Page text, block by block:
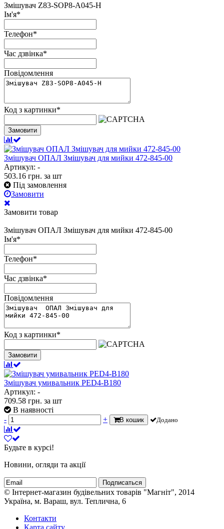
Змішувач Z83-SOP8-А045-H
Ім'я*
Телефон*
Час дзвінка*
Повідомлення
Код з картинки*
Замовити
Змішувач ОПАЛ Змішувач для мийки 472-845-00
Артикул: -
503.16 грн. за шт
Під замовлення
Замовити
Замовити товар
Змішувач ОПАЛ Змішувач для мийки 472-845-00
Ім'я*
Телефон*
Час дзвінка*
Повідомлення
Код з картинки*
Замовити
Змішувач умивальник PED4-B180
Артикул: -
709.58 грн. за шт
В наявності
-
+ В кошик Додано
Будьте в курсі!
Новини, огляди та акції
Подписаться
© Інтернет-магазин будівельних товарів "Магніт", 2014
Україна, м. Вараш, вул. Теплична, 6
Контакти
Карта сайту